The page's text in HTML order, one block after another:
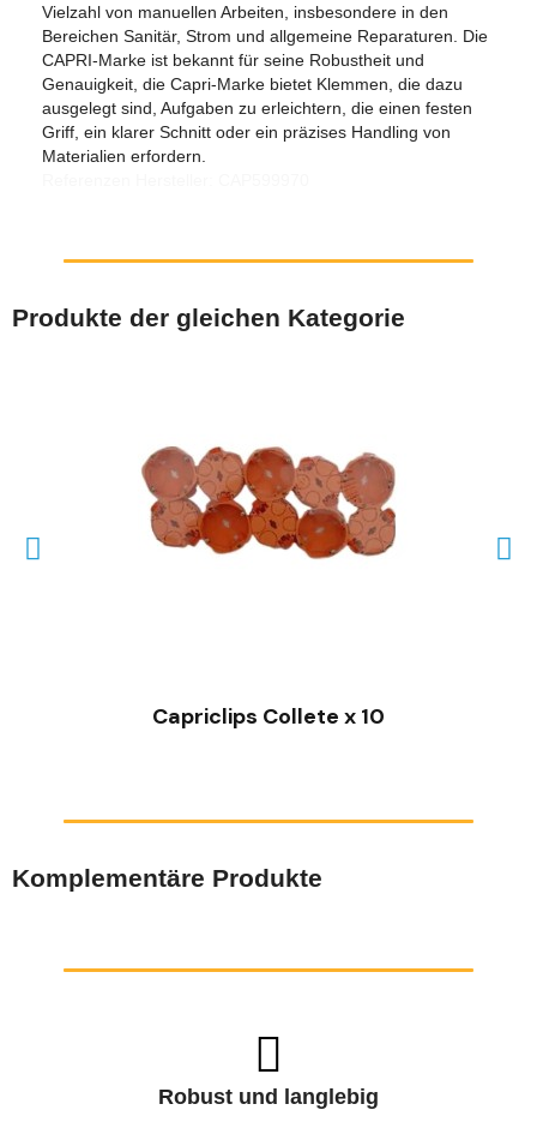
Vielzahl von manuellen Arbeiten, insbesondere in den
Bereichen Sanitär, Strom und allgemeine Reparaturen. Die
CAPRI-Marke ist bekannt für seine Robustheit und
Genauigkeit, die Capri-Marke bietet Klemmen, die dazu
ausgelegt sind, Aufgaben zu erleichtern, die einen festen
Griff, ein klarer Schnitt oder ein präzises Handling von
Materialien erfordern.
Produkte der gleichen Kategorie
Capriclips Collete x 10
Komplementäre Produkte
Robust und langlebig